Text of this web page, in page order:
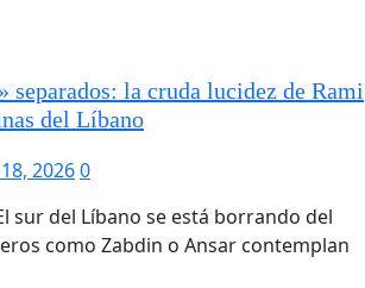
separados: la cruda lucidez de Rami
del Líbano
20260
sur del Líbano se está borrando del
como Zabdin o Ansar contemplan